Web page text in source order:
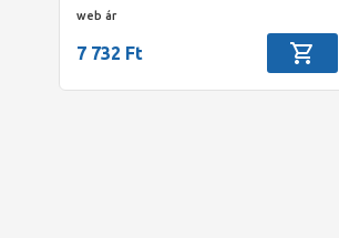
web ár
7 732 Ft